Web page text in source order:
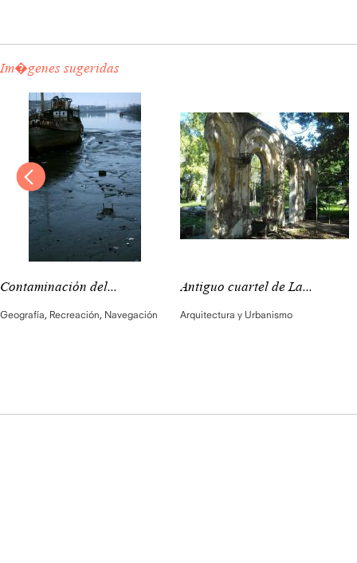
Im�genes sugeridas
Contaminación del...
Geografía, Recreación, Navegación
Antiguo cuartel de La...
Arquitectura y Urbanismo